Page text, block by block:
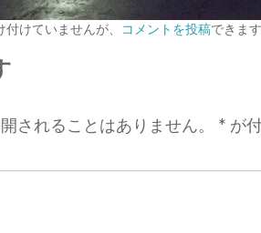
けていませんが、 コメントを投稿できます
されることはありません。 * が